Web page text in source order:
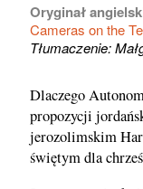
Oryginał
Cameras on the
Tłumaczenie:
Dlaczego
propozycji
jerozolimskim
świętym dla